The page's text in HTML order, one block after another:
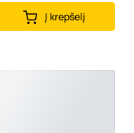
Į krepšelį